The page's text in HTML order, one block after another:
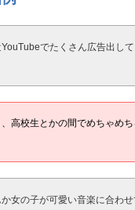
でたくさん広告出し
高校生とかの間でめちゃめ
か女の子が可愛い音楽に合わ